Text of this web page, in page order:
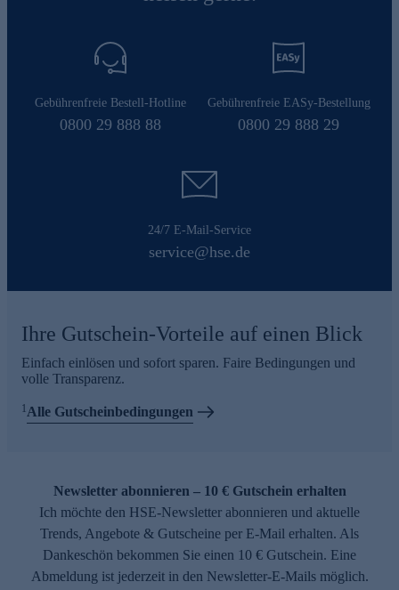
Gebührenfreie Bestell-Hotline
0800 29 888 88
Gebührenfreie EASy-Bestellung
0800 29 888 29
24/7 E-Mail-Service
service@hse.de
Ihre Gutschein-Vorteile auf einen Blick
Einfach einlösen und sofort sparen. Faire Bedingungen und
volle Transparenz.
1Alle Gutscheinbedingungen
Newsletter abonnieren – 10 € Gutschein erhalten
Ich möchte den HSE-Newsletter abonnieren und aktuelle
Trends, Angebote & Gutscheine per E-Mail erhalten. Als
Dankeschön bekommen Sie einen 10 € Gutschein. Eine
Abmeldung ist jederzeit in den Newsletter-E-Mails möglich.